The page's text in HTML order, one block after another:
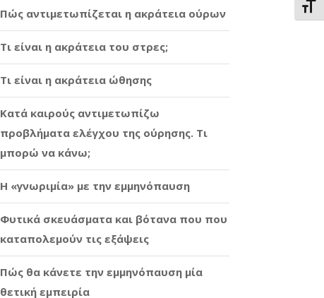
Πώς αντιμετωπίζεται η ακράτεια ούρων
Τι είναι η ακράτεια του στρες;
Τι είναι η ακράτεια ώθησης
Κατά καιρούς αντιμετωπίζω
προβλήματα ελέγχου της ούρησης. Τι
μπορώ να κάνω;
Η «γνωριμία» με την εμμηνόπαυση
Φυτικά σκευάσματα και βότανα που που
καταπολεμούν τις εξάψεις
Πώς θα κάνετε την εμμηνόπαυση μία
θετική εμπειρία